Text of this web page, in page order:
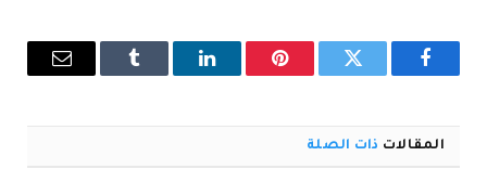
فيسبوك تويتر بينتيريستلينكدإن Tumblr
البريد
المقالات ذات الصلة